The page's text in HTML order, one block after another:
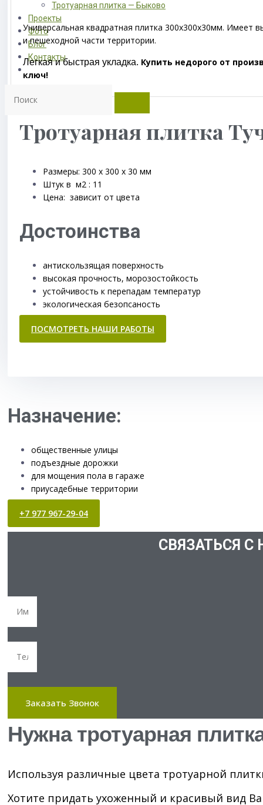
Тротуарная плитка — Быково
Проекты
Фото
Блог
Контакты
Универсальная квадратная плитка 300х300х30мм. Имеет
и пешеходной части территории.
Легкая и быстрая укладка. Купить недорого от
ключ!
Тротуарная плитка
Размеры: 300 x 300 x 30 мм
Штук в м2 : 11
Цена: зависит от цвета
Достоинства
антискользящая поверхность
высокая прочность, морозостойкость
устойчивость к перепадам температур
экологическая безопсаность
ПОСМОТРЕТЬ НАШИ РАБОТЫ
Назначение:
общественные улицы
подъездные дорожки
для мощения пола в гараже
приусадебные территории
+7 977 967-29-04
СВЯЗАТЬСЯ С
Заказать Звонок
Нужна тротуарная
Используя различные цвета тротуарной
Хотите придать ухоженный и красивый вид